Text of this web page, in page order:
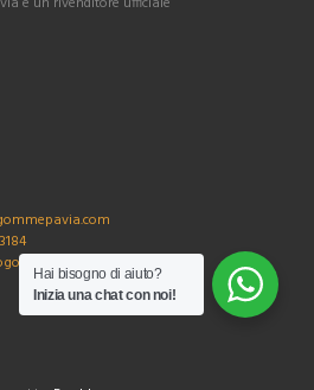
Hai bisogno di aiuto?
Inizia una chat con noi!